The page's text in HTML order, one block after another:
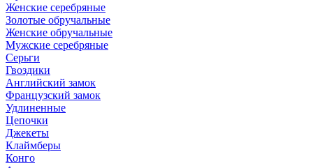
Женские серебряные
Золотые обручальные
Женские обручальные
Мужские серебряные
Серьги
Гвоздики
Английский замок
Французский замок
Удлиненные
Цепочки
Джекеты
Клаймберы
Конго